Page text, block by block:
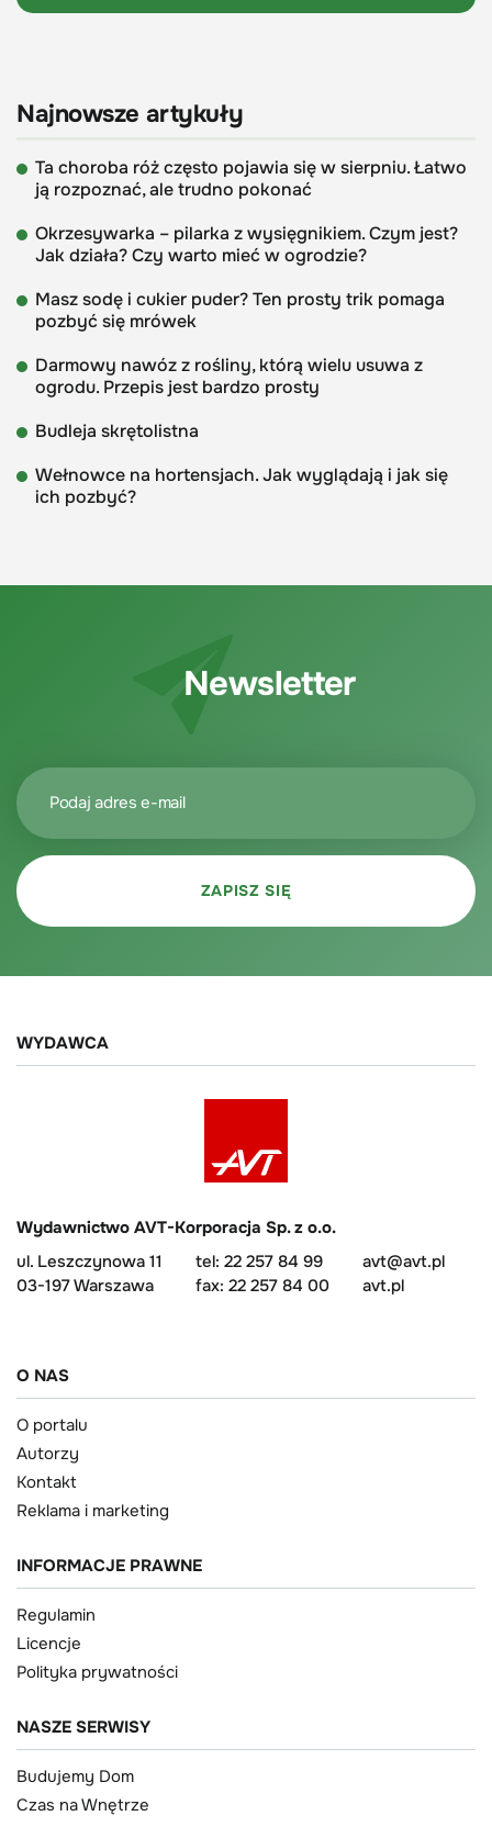
Najnowsze artykuły
Ta choroba róż często pojawia się w sierpniu. Łatwo
ją rozpoznać, ale trudno pokonać
Okrzesywarka – pilarka z wysięgnikiem. Czym jest?
Jak działa? Czy warto mieć w ogrodzie?
Masz sodę i cukier puder? Ten prosty trik pomaga
pozbyć się mrówek
Darmowy nawóz z rośliny, którą wielu usuwa z
ogrodu. Przepis jest bardzo prosty
Budleja skrętolistna
Wełnowce na hortensjach. Jak wyglądają i jak się
ich pozbyć?
Newsletter
WYDAWCA
Wydawnictwo AVT-Korporacja Sp. z o.o.
ul. Leszczynowa 11
03-197 Warszawa
tel: 22 257 84 99
fax: 22 257 84 00
avt@avt.pl
avt.pl
O NAS
O portalu
Autorzy
Kontakt
Reklama i marketing
INFORMACJE PRAWNE
Regulamin
Licencje
Polityka prywatności
NASZE SERWISY
Budujemy Dom
Czas na Wnętrze